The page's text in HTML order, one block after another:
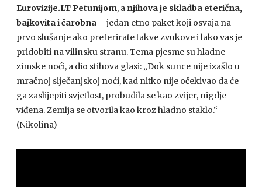
Eurovizije.LT Petunijom, a njihova je skladba eterična,
bajkovita i čarobna – jedan etno paket koji osvaja na
prvo slušanje ako preferirate takve zvukove i lako vas je
pridobiti na vilinsku stranu. Tema pjesme su hladne
zimske noći, a dio stihova glasi: „Dok sunce nije izašlo u
mračnoj siječanjskoj noći, kad nitko nije očekivao da će
ga zaslijepiti svjetlost, probudila se kao zvijer, nigdje
viđena. Zemlja se otvorila kao kroz hladno staklo.“
(Nikolina)